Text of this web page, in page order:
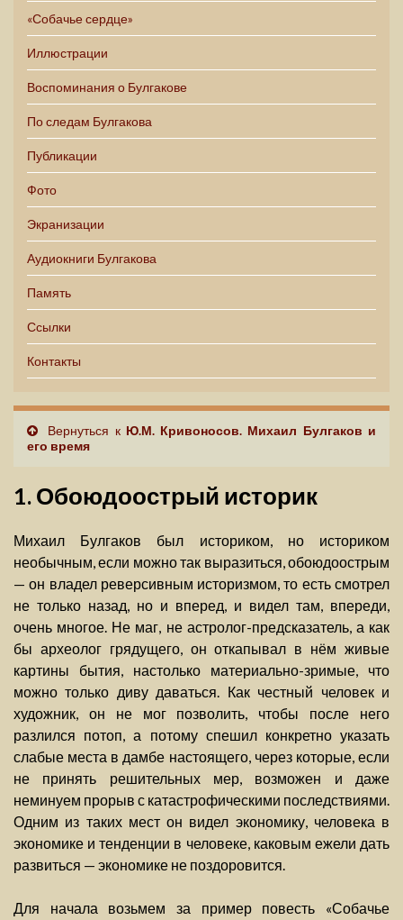
«Собачье сердце»
Иллюстрации
Воспоминания о Булгакове
По следам Булгакова
Публикации
Фото
Экранизации
Аудиокниги Булгакова
Память
Ссылки
Контакты
Вернуться к Ю.М. Кривоносов. Михаил Булгаков и
его время
1. Обоюдоострый историк
Михаил Булгаков был историком, но историком
необычным, если можно так выразиться, обоюдоострым
— он владел реверсивным историзмом, то есть смотрел
не только назад, но и вперед, и видел там, впереди,
очень многое. Не маг, не астролог-предсказатель, а как
бы археолог грядущего, он откапывал в нём живые
картины бытия, настолько материально-зримые, что
можно только диву даваться. Как честный человек и
художник, он не мог позволить, чтобы после него
разлился потоп, а потому спешил конкретно указать
слабые места в дамбе настоящего, через которые, если
не принять решительных мер, возможен и даже
неминуем прорыв с катастрофическими последствиями.
Одним из таких мест он видел экономику, человека в
экономике и тенденции в человеке, каковым ежели дать
развиться — экономике не поздоровится.
Для начала возьмем за пример повесть «Собачье